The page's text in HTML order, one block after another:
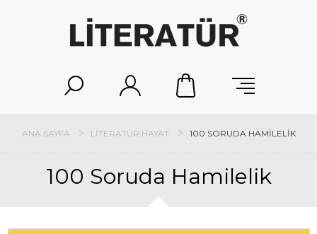
ANA SAYFA LITERATÜR HAYAT 100 SORUDA HAMILELIK
100 Soruda Hamilelik